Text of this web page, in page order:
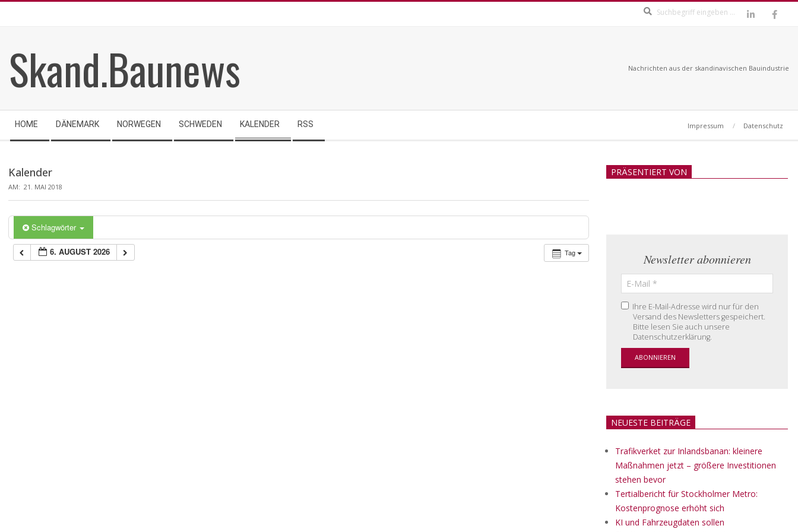
Skand.Baunews Nachrichten aus der skandinavischen Bauindustrie
Navigation
Menu
HOME DÄNEMARK NORWEGEN SCHWEDEN KALENDER RSS Impressum Datenschutz
Kalender
AM: 21. MAI 2018
Schlagwörter
Tag
6. AUGUST 2026
PRÄSENTIERT VON
Newsletter abonnieren
Ihre E-Mail-Adresse wird nur für den
Versand des Newsletters gespeichert.
Bitte lesen Sie auch unsere
Datenschutzerklärung.
NEUESTE BEITRÄGE
Trafikverket zur Inlandsbanan: kleinere
Maßnahmen jetzt – größere Investitionen
stehen bevor
Tertialbericht für Stockholmer Metro:
Kostenprognose erhöht sich
KI und Fahrzeugdaten sollen